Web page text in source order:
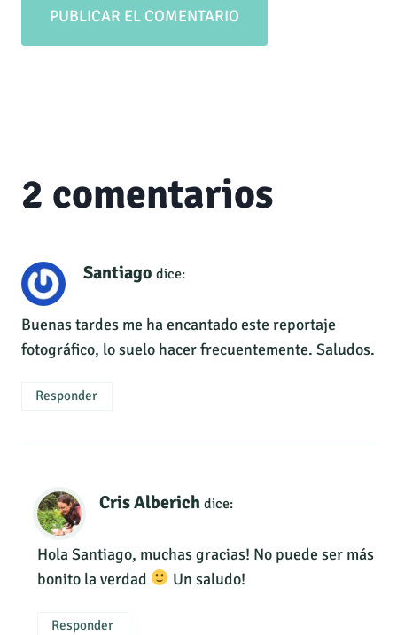
2 comentarios
Santiago dice:
Buenas tardes me ha encantado este reportaje
fotográfico, lo suelo hacer frecuentemente. Saludos.
Responder
Cris Alberich dice:
Hola Santiago, muchas gracias! No puede ser más
bonito la verdad
Un saludo!
Responder